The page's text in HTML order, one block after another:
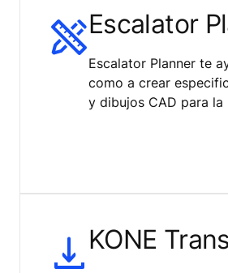
Escalator
Escalator Planner te
como a crear
y dibujos CAD para
KONE